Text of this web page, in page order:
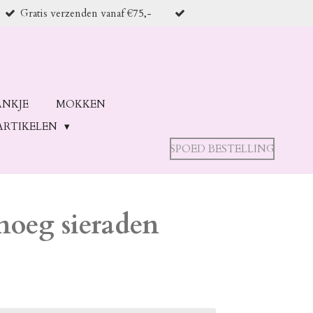
Gratis verzenden vanaf €75,-
MOKKEN
SPOED BESTELLING
sieraden